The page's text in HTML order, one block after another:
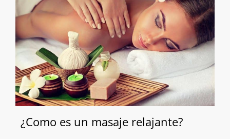
¿Como es un masaje relajante?